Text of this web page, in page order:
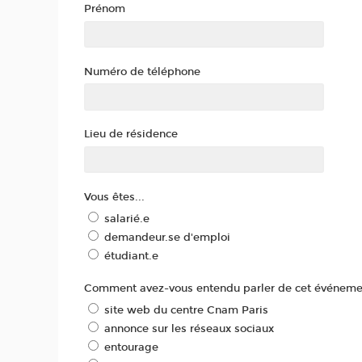
Prénom
Numéro de téléphone
Lieu de résidence
Vous êtes...
salarié.e
demandeur.se d'emploi
étudiant.e
Comment avez-vous entendu parler de cet
site web du centre Cnam Paris
annonce sur les réseaux sociaux
entourage